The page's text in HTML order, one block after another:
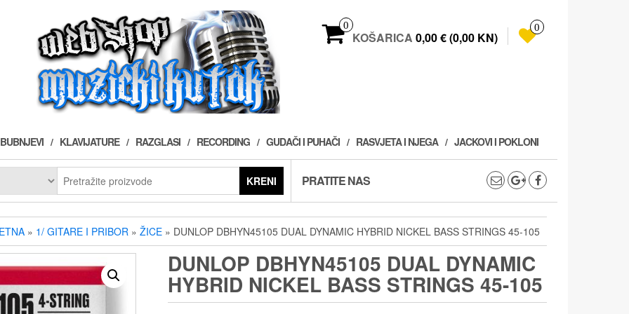
0
KOŠARICA 0,00 € (0,00 KN)
0
BUBNJEVI KLAVIJATURE RAZGLASI RECORDING GUDAČI I PUHAČI RASVJETA I NJEGA JACKOVI I POKLONI
KRENI PRATITE NAS
» 1/ GITARE I PRIBOR » ŽICE » DUNLOP DBHYN45105 DUAL DYNAMIC HYBRID NICKEL BASS STRINGS 45-105
DUNLOP DBHYN45105 DUAL DYNAMIC
HYBRID NICKEL BASS STRINGS 45-105